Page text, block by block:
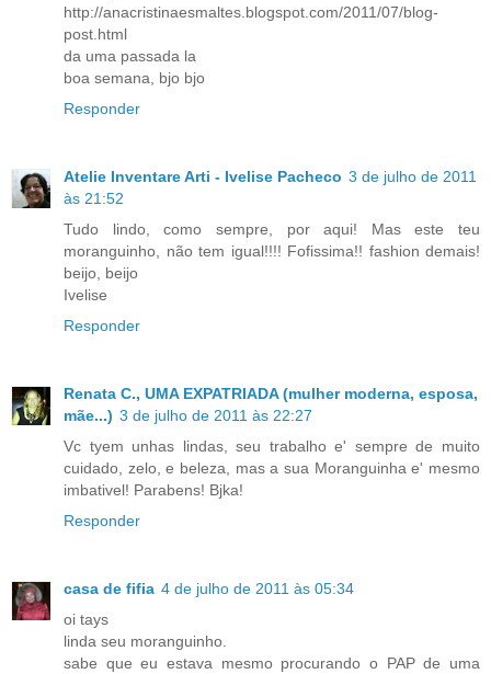
http://anacristinaesmaltes.blogspot.com/2011/07/blog-
post.html
da uma passada la
boa semana, bjo bjo
Responder
Atelie Inventare Arti - Ivelise Pacheco 3 de julho de 2011
às 21:52
Tudo lindo, como sempre, por aqui! Mas este teu
moranguinho, não tem igual!!!! Fofissima!! fashion demais!
beijo, beijo
Ivelise
Responder
Renata C., UMA EXPATRIADA (mulher moderna, esposa,
mãe...) 3 de julho de 2011 às 22:27
Vc tyem unhas lindas, seu trabalho e' sempre de muito
cuidado, zelo, e beleza, mas a sua Moranguinha e' mesmo
imbativel! Parabens! Bjka!
Responder
casa de fifia 4 de julho de 2011 às 05:34
oi tays
linda seu moranguinho.
sabe que eu estava mesmo procurando o PAP de uma